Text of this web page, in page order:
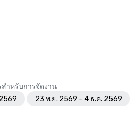
ำหรับการจัดงาน
23 พ.ย. 2569 - 4 ธ.ค. 2569